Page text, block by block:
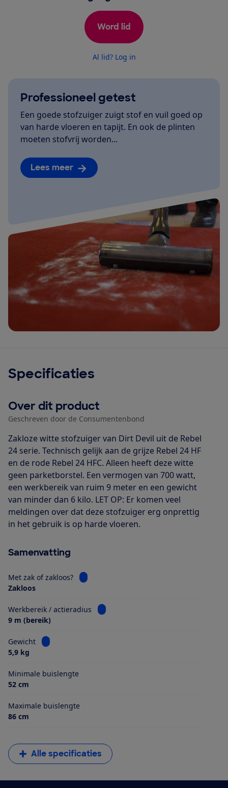
Word lid
Al lid? Log in
Professioneel getest
Een goede stofzuiger zuigt stof en vuil goed op
van harde vloeren en tapijt. En ook de plinten
moeten stofvrij worden...
Lees meer
Specificaties
Over dit product
Geschreven door de Consumentenbond
Zakloze witte stofzuiger van Dirt Devil uit de Rebel
24 serie. Technisch gelijk aan de grijze Rebel 24 HF
en de rode Rebel 24 HFC. Alleen heeft deze witte
geen parketborstel. Een vermogen van 700 watt,
een werkbereik van ruim 9 meter en een gewicht
van minder dan 6 kilo. LET OP: Er komen veel
meldingen over dat deze stofzuiger erg onprettig
in het gebruik is op harde vloeren.
Samenvatting
Met zak of zakloos?
Bekijk informatie voor Met zak of zakloos?
Zakloos
Werkbereik / actieradius
Bekijk informatie voor Werkbereik /
9 m (bereik)
Gewicht
Bekijk informatie voor Gewicht
5,9 kg
Minimale buislengte
52 cm
Maximale buislengte
86 cm
Alle specificaties